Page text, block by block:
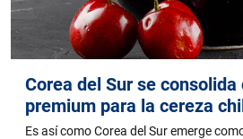
Corea del Sur se
premium para la cereza
Es así como Corea del Sur emerge